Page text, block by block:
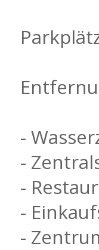
-
-
-
-
-